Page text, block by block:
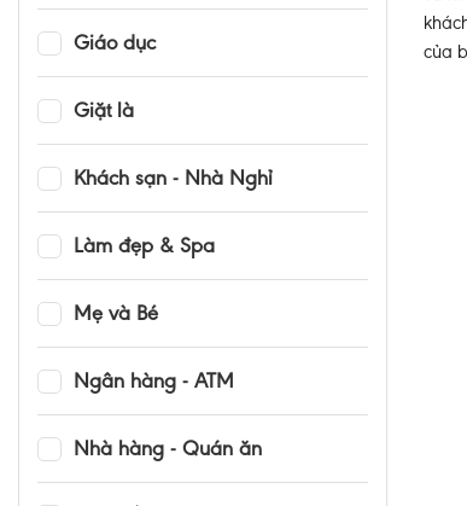
Giáo dục
Giặt là
Khách sạn - Nhà Nghỉ
Làm đẹp & Spa
Mẹ và Bé
Ngân hàng - ATM
Nhà hàng - Quán ăn
của